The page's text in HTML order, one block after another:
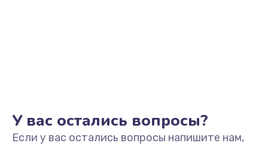
У вас остались вопросы?
Если у вас остались вопросы напишите нам,